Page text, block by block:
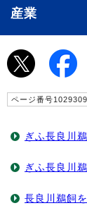
産業
ページ番号1029309
ぎふ長良川
ぎふ長良川
長良川鵜飼